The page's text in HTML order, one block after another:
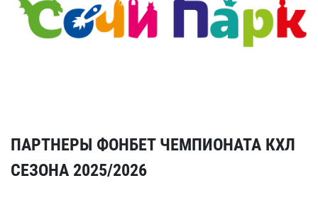
ПАРТНЕРЫ ФОНБЕТ ЧЕМПИОНАТА КХЛ
СЕЗОНА 2025/2026